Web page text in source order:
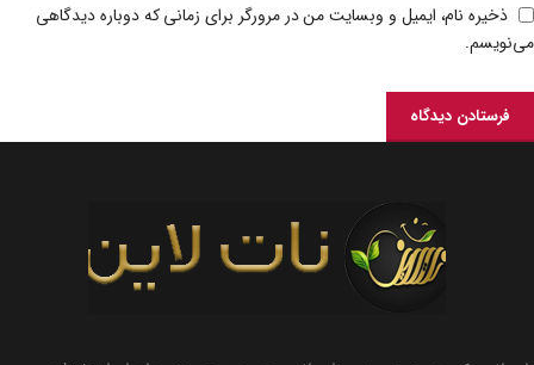
ذخیره نام، ایمیل و وبسایت من در مرورگر برای زمانی که دوباره دیدگاهی
می‌نویسم.